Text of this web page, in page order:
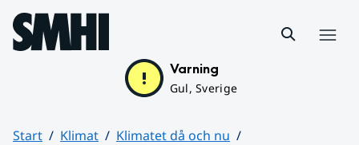
Hoppa till sidans innehåll
Varning
Gul, Sverige
Start Klimat
Klimatet då och nu